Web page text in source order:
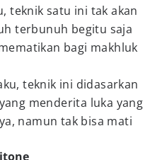
teknik satu ini tak akan
terbunuh begitu saja
bagi makhluk
teknik ini didasarkan
menderita luka yang
namun tak bisa mati